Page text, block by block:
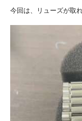
今回は、リューズが取